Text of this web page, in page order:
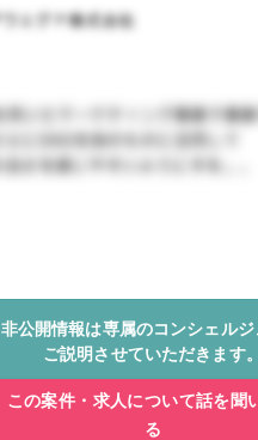
非公開情報は専属のコンシェルジ
ご説明させていただきます。
この案件・求人について話を聞
る